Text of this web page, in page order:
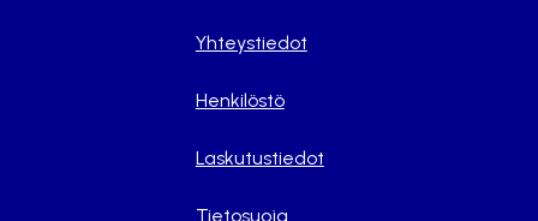
Yhteystiedot
Henkilöstö
Laskutustiedot
Tietosuoja